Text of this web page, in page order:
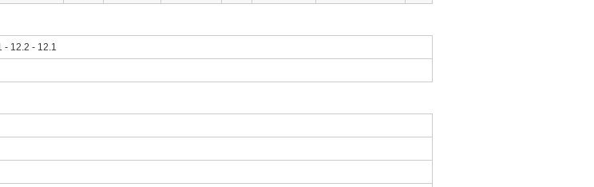
- 12.2 - 12.1